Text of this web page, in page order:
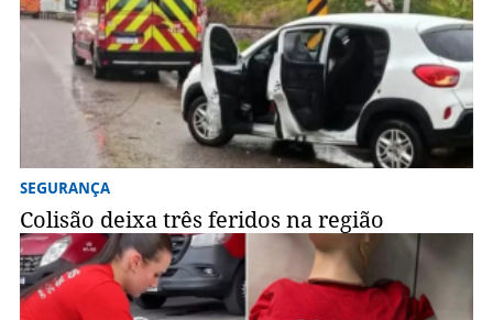
SEGURANÇA
Colisão deixa três feridos na região